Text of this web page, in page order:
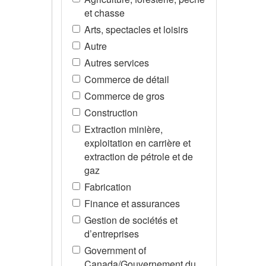
et chasse
Arts, spectacles et loisirs
Autre
Autres services
Commerce de détail
Commerce de gros
Construction
Extraction minière,
exploitation en carrière et
extraction de pétrole et de
gaz
Fabrication
Finance et assurances
Gestion de sociétés et
d’entreprises
Government of